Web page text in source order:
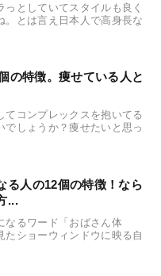
としていてスタイルも良く
。とは言え日本人で高身長な
の特徴。痩せている人と
てコンプレックスを抱いてる
でしょうか？痩せたいと思っ
る人の12個の特徴！なら
...
なるワード「おばさん体
たショーウィンドウに映る自